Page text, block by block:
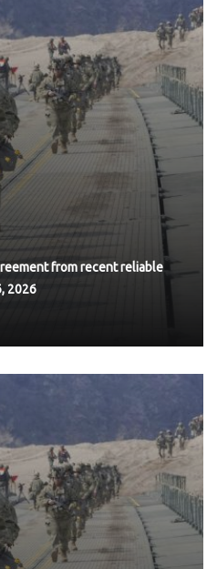
from recent reliable
2026